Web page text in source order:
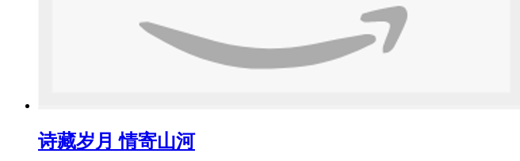
诗藏岁月 情寄山河